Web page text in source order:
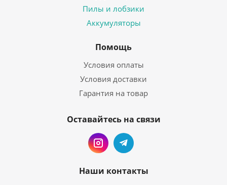
Пилы и лобзики
Аккумуляторы
Помощь
Условия оплаты
Условия доставки
Гарантия на товар
Оставайтесь на связи
Наши контакты